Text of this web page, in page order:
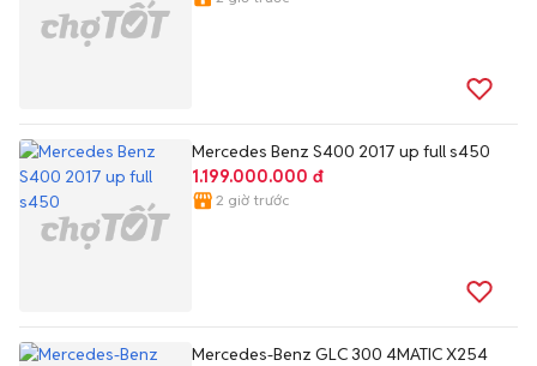
Mercedes Benz S400 2017 up full s450
1.199.000.000 đ
2 giờ trước
Mercedes-Benz GLC 300 4MATIC X254